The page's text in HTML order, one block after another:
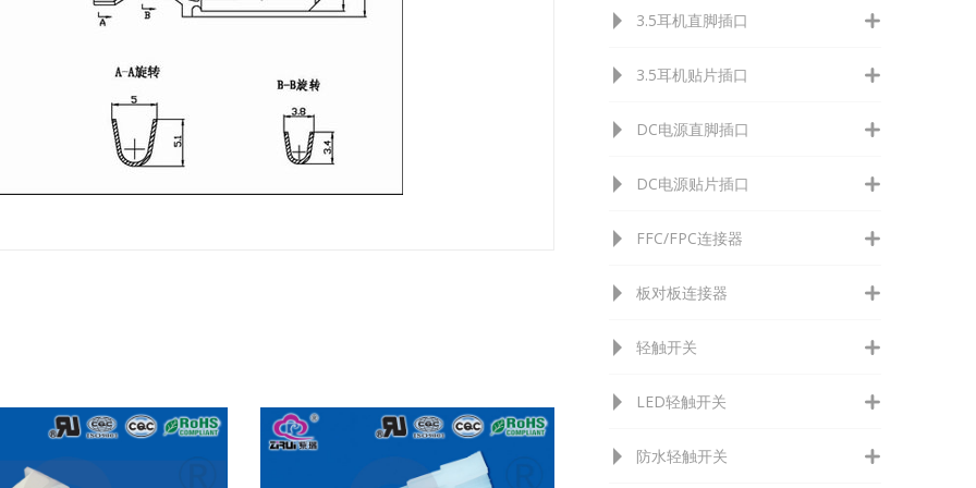
3.5耳机直脚插口
3.5耳机贴片插口
DC电源直脚插口
DC电源贴片插口
FFC/FPC连接器
板对板连接器
轻触开关
LED轻触开关
防水轻触开关